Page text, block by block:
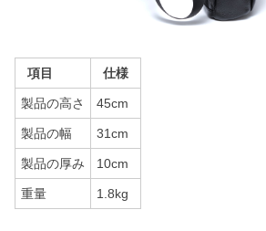
項目 仕様
製品の高さ 45cm
製品の幅 31cm
製品の厚み 10cm
重量 1.8kg